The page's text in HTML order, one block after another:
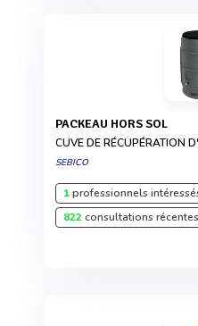
PACKEAU HORS SOL
CUVE DE RÉCUPÉRATION
SEBICO
1professionnels
822consultations récentes